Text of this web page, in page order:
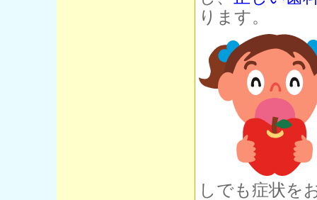
ります。
しでも症状を